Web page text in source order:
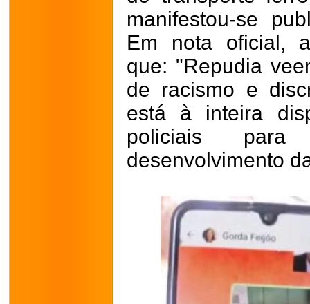
manifestou-se
Em nota oficial,
que: "Repudia
de racismo e
está à inteira
policiais
desenvolvimento